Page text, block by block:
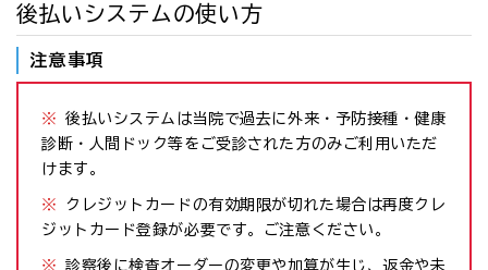
後払いシステムの使い方
注意事項
※
後払いシステムは当院で過去に外来・予防接種・健康
診断・人間ドック等をご受診された方のみご利用いただ
けます。
※
クレジットカードの有効期限が切れた場合は再度クレ
ジットカード登録が必要です。ご注意ください。
※
診察後に検査オーダーの変更や加算が生じ、返金や未